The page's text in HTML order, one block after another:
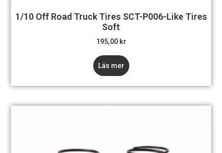
1/10 Off Road Truck Tires SCT-P006-Like Tires
Soft
195,00 kr
Läs mer